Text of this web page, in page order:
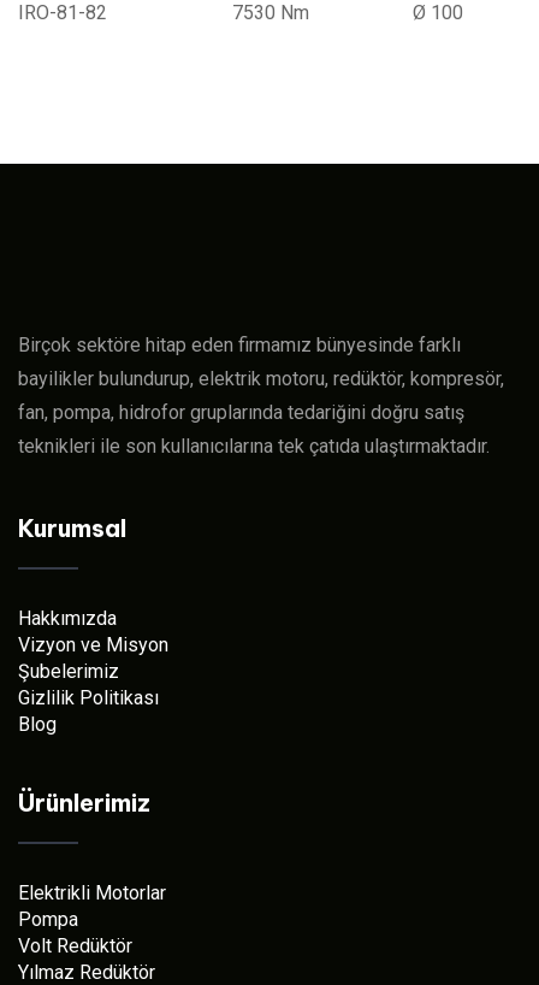
IRO-81-82
7530 Nm Ø 100
Birçok sektöre hitap eden firmamız bünyesinde farklı
bayilikler bulundurup, elektrik motoru, redüktör, kompresör,
fan, pompa, hidrofor gruplarında tedariğini doğru satış
teknikleri ile son kullanıcılarına tek çatıda ulaştırmaktadır.
Kurumsal
Hakkımızda
Vizyon ve Misyon
Şubelerimiz
Gizlilik Politikası
Blog
Ürünlerimiz
Elektrikli Motorlar
Pompa
Volt Redüktör
Yılmaz Redüktör